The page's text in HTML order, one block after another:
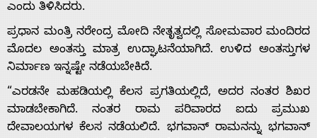
ಎಂದು ತಿಳಿಸಿದರು.
ಪ್ರಧಾನ ಮಂತ್ರಿ ನರೇಂದ್ರ ಮೋದಿ ನೇತೃತ್ವದಲ್ಲಿ ಸೋಮವಾರ ಮಂದಿರದ
ಮೊದಲ ಅಂತಸ್ತು ಮಾತ್ರ ಉದ್ಘಾಟನೆಯಾಗಿದೆ. ಉಳಿದ ಅಂತಸ್ತುಗಳ
ನಿರ್ಮಾಣ ಇನ್ನಷ್ಟೇ ನಡೆಯಬೇಕಿದೆ.
“ಎರಡನೇ ಮಹಡಿಯಲ್ಲಿ ಕೆಲಸ ಪ್ರಗತಿಯಲ್ಲಿದೆ, ಅದರ ನಂತರ ಶಿಖರ
ಮಾಡಬೇಕಾಗಿದೆ. ನಂತರ ರಾಮ ಪರಿವಾರದ ಐದು ಪ್ರಮುಖ
ದೇವಾಲಯಗಳ ಕೆಲಸ ನಡೆಯಲಿದೆ. ಭಗವಾನ್ ರಾಮನನ್ನು ಭಗವಾನ್